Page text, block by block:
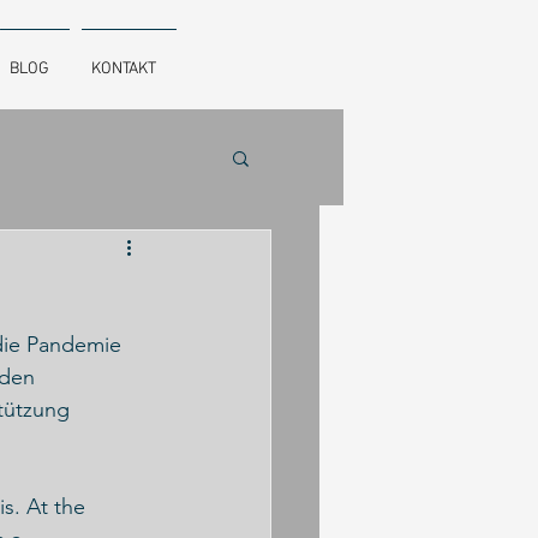
BLOG KONTAKT
Pandemie
At the